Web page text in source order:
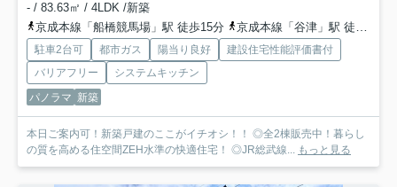
- / 83.63㎡ / 4LDK /新築
京成本線「船橋競馬場」駅 徒歩15分
京成本線「谷津」駅 徒歩17分
駐車2台可 都市ガス 陽当り良好
建設住宅性能評価書付
バリアフリー
システムキッチン
パノラマ 新築
本日ご案内可！新築戸建のここがイチオシ！！ ◎全2棟販売中！暮らし
の質を高める住空間ZEH水準の快適住宅！ ◎JR総武線... もっと見る